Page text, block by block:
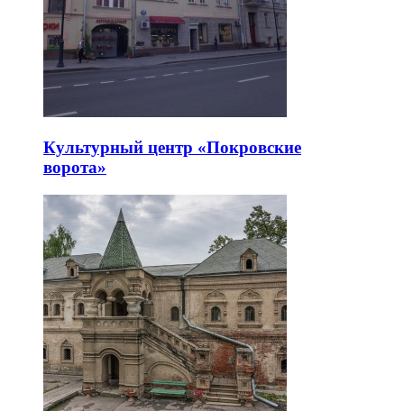
Культурный центр «Покровские
ворота»